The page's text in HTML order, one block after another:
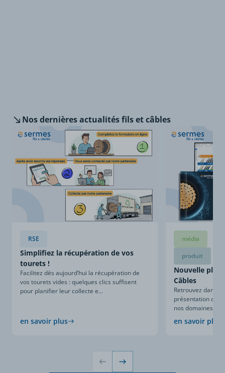
Nos dernièresactualités fils et câbles
RSE
Simplifiez la récupération de vos
tourets !
Facilitez dès aujourd’hui la récupération de
vos tourets vides : quelques clics suffisent
pour planifier leur collecte e...
en savoir plus
média
produit
Nouvelle
Câbles
Retrouvez dans
présentation
nos domaines
en savoir plus